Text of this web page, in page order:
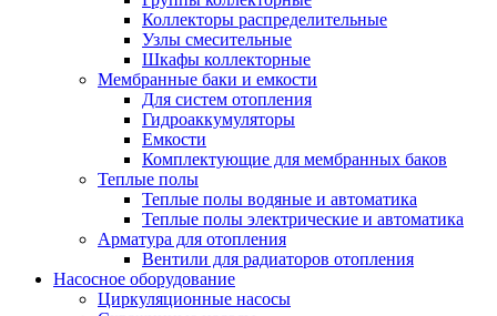
Коллекторы распределительные
Узлы смесительные
Шкафы коллекторные
Мембранные баки и емкости
Для систем отопления
Гидроаккумуляторы
Емкости
Комплектующие для мембранных баков
Теплые полы
Теплые полы водяные и автоматика
Теплые полы электрические и автоматика
Арматура для отопления
Вентили для радиаторов отопления
Насосное оборудование
Циркуляционные насосы